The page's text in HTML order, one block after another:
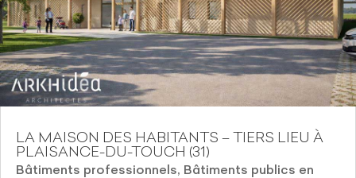
LA MAISON DES HABITANTS – TIERS LIEU À
PLAISANCE-DU-TOUCH (31)
Bâtiments professionnels, Bâtiments publics en